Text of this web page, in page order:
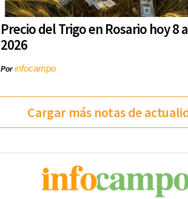
Precio del Trigo en Rosario hoy 8
2026
Porinfocampo
Cargar más notas de